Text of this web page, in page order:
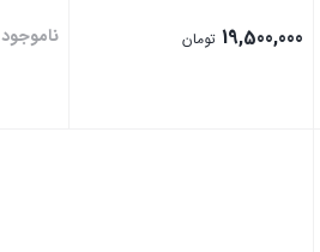
19,500,000 تومان ناموجود